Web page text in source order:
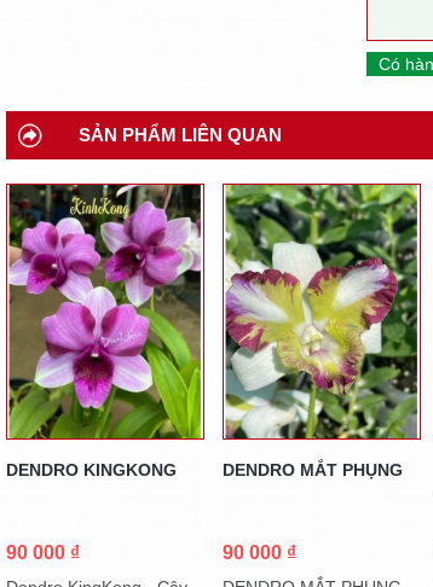
Có
SẢN PHẨM LIÊN QUAN
DENDRO KINGKONG
90 000 ₫
DENDRO MẮT PHỤNG
90 000 ₫